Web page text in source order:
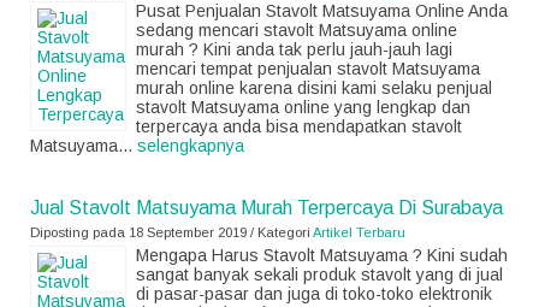
Pusat Penjualan Stavolt Matsuyama Online Anda
sedang mencari stavolt Matsuyama online
murah ? Kini anda tak perlu jauh-jauh lagi
mencari tempat penjualan stavolt Matsuyama
murah online karena disini kami selaku penjual
stavolt Matsuyama online yang lengkap dan
terpercaya anda bisa mendapatkan stavolt
Matsuyama... selengkapnya
Jual Stavolt Matsuyama Murah Terpercaya Di Surabaya
Diposting pada 18 September 2019 / Kategori Artikel Terbaru
Mengapa Harus Stavolt Matsuyama ? Kini sudah
sangat banyak sekali produk stavolt yang di jual
di pasar-pasar dan juga di toko-toko elektronik